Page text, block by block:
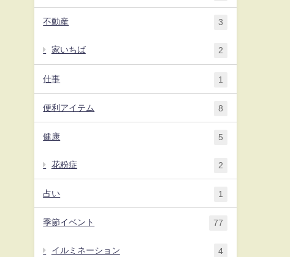
不動産 3
家いちば 2
仕事 1
便利アイテム 8
健康 5
花粉症 2
占い 1
季節イベント 77
イルミネーション 4